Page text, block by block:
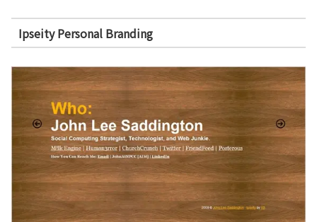
Ipseity Personal Branding